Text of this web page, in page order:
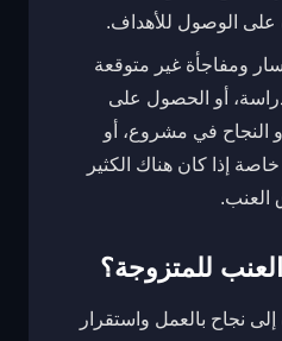
على الوصول للأهداف.
ومفاجأة غير متوقعة
أو الحصول على
النجاح في مشروع، أو
إذا كان هناك الكثير
العنب.
للمتزوجة؟
نجاح بالعمل واستقرار